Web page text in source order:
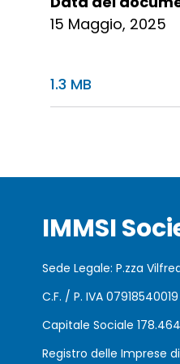
15 Maggio, 2025
1.3 MB
IMMSI
Sede Legale: P.zza
C.F. / P. IVA 07918540019
Capitale Sociale
Registro delle Imprese